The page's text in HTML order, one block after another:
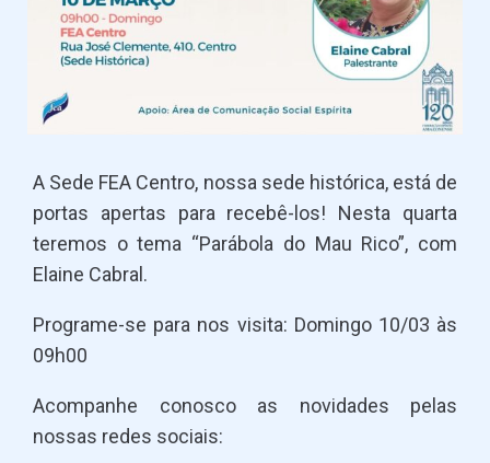
A Sede FEA Centro, nossa sede histórica, está de
portas apertas para recebê-los! Nesta quarta
teremos o tema “Parábola do Mau Rico”, com
Elaine Cabral.
Programe-se para nos visita: Domingo 10/03 às
09h00
Acompanhe conosco as novidades pelas
nossas redes sociais: